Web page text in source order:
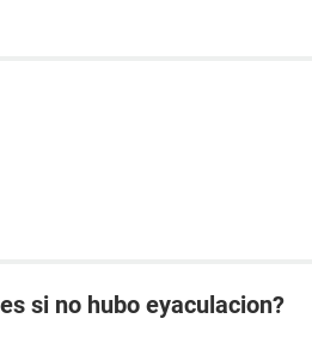
si no hubo eyaculacion?